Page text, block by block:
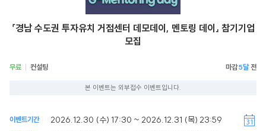
「경남 수도권 투자유치 거점센터 데모데이, 멘토링 데이」 참기기업
모집
무료 컨설팅 5달
본 이벤트는 외부접수 이벤트입니다.
이벤트기간 2026.12.30 (수) 17:30 ~ 2026.12.31 (목) 23:59